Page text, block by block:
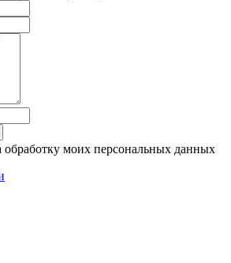
обработку моих персональных данных